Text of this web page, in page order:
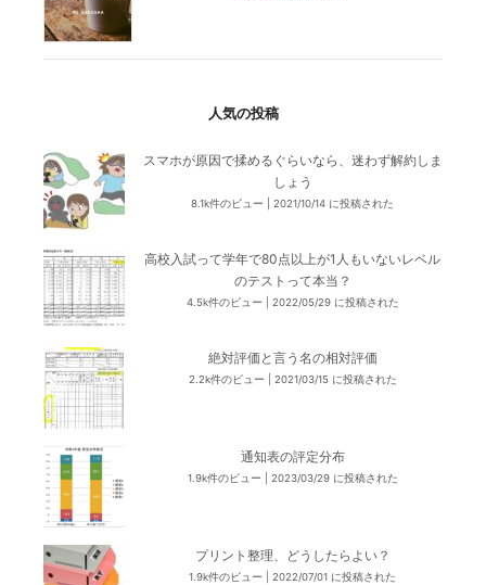
人気の投稿
スマホが原因で揉めるぐらいなら、迷わず解約しま
しょう
8.1k件のビュー 2021/10/14 に投稿された
高校入試って学年で80点以上が1人もいないレベル
のテストって本当？
4.5k件のビュー 2022/05/29 に投稿された
絶対評価と言う名の相対評価
2.2k件のビュー 2021/03/15 に投稿された
通知表の評定分布
1.9k件のビュー 2023/03/29 に投稿された
プリント整理、どうしたらよい？
1.9k件のビュー 2022/07/01 に投稿された